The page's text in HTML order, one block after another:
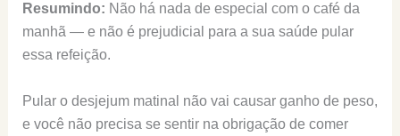
Resumindo: Não há nada de especial com o café da
manhã — e não é prejudicial para a sua saúde pular
essa refeição.
Pular o desjejum matinal não vai causar ganho de peso,
e você não precisa se sentir na obrigação de comer